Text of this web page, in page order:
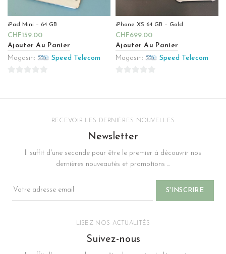
iPad Mini – 64 GB
CHF159.00
Ajouter Au Panier
Magasin:
Speed Telecom
iPhone XS 64 GB – Gold
CHF699.00
Ajouter Au Panier
Magasin:
Speed Telecom
RECEVOIR LES DERNIÈRES NOUVELLES
Newsletter
Il suffit d'une seconde pour être le premier à découvrir nos
dernières nouveautés et promotions ...
LISEZ NOS ACTUALITÉS
Suivez-nous